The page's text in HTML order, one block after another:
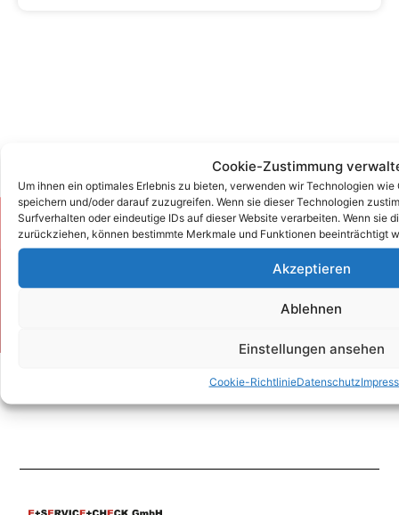
Cookie-Zustimmung
Um ihnen ein optimales Erlebnis zu bieten, verwenden wir Technologien
speichern und/oder darauf zuzugreifen. Wenn sie dieser Technologien
Surfverhalten oder eindeutige IDs auf dieser Website verarbeiten. Wenn sie
zurückziehen, können bestimmte Merkmale und Funktionen beeinträchtigt
Akzeptieren
Ablehnen
Einstellungen ansehen
Cookie-RichtlinieDatenschutz
Zum Kontaktformular